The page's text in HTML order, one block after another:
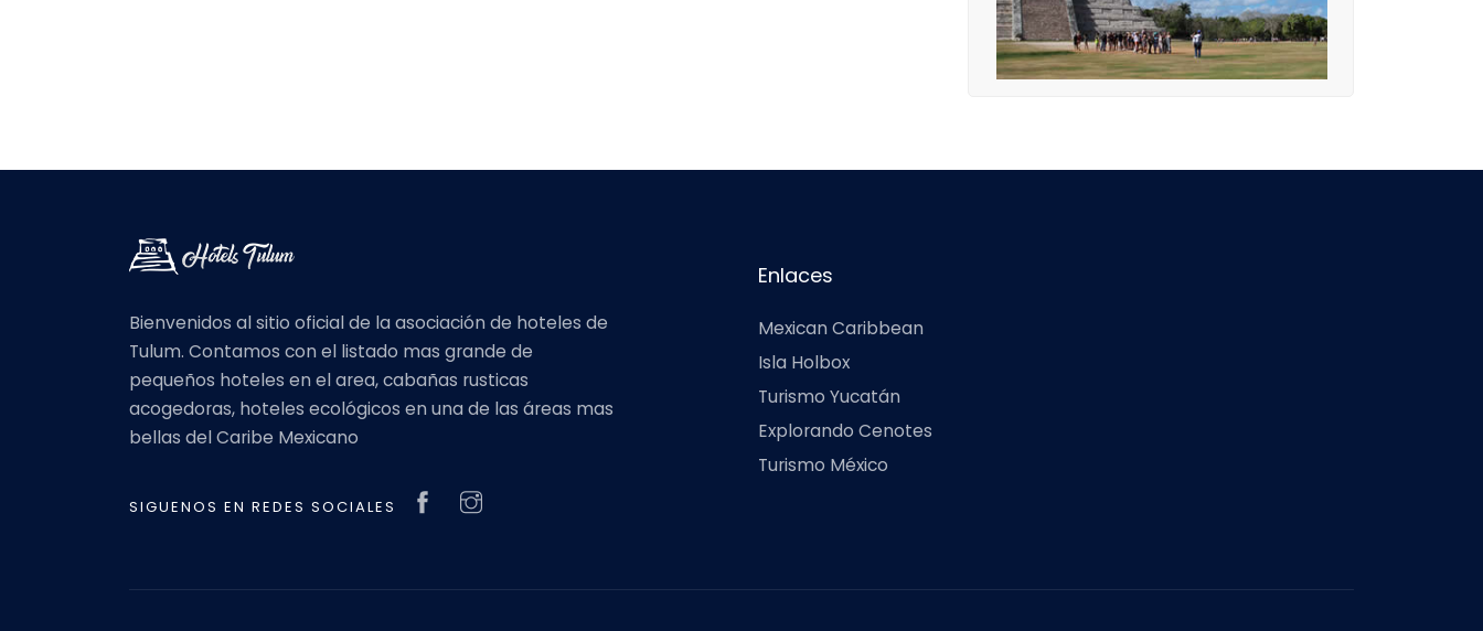
Bienvenidos al sitio oficial de la asociación de hoteles de
Tulum. Contamos con el listado mas grande de
pequeños hoteles en el area, cabañas rusticas
acogedoras, hoteles ecológicos en una de las áreas mas
bellas del Caribe Mexicano
SIGUENOS EN REDES SOCIALES
Enlaces
Mexican Caribbean
Isla Holbox
Turismo Yucatán
Explorando Cenotes
Turismo México